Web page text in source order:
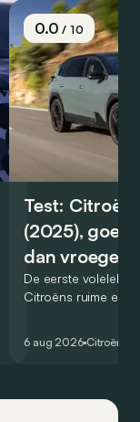
0.0/ 10
Test: Citroën
(2025), goed
dan vroeger
De eerste
Citroëns ruime en
dat ook gelukt?
6 aug 2026 Citroën